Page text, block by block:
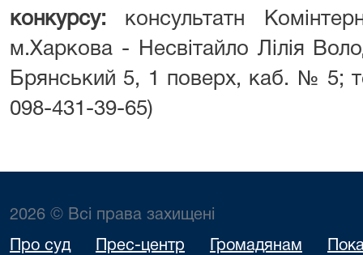
конкурсу: консультатн
м.Харкова - Несвітайло Лілія
Брянський 5, 1 поверх, каб. № 5;
098-431-39-65)
2026 © Всі права захищені
Про суд Прес-центр Громадянам